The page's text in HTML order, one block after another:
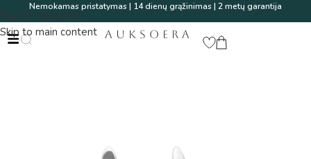
Skip to navigation
Skip to main content
Nemokamas pristatymas | 14 dienų grąžinimas | 2 metų garantija
AUKSOERA